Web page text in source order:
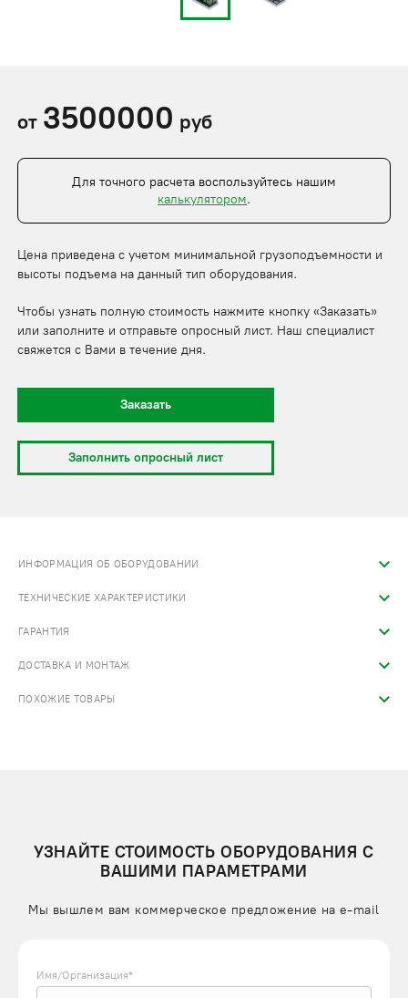
от 3500000 руб
Для точного расчета воспользуйтесь нашим
калькулятором.
Цена приведена с учетом минимальной грузоподъемности и
высоты подъема на данный тип оборудования.
Чтобы узнать полную стоимость нажмите кнопку «Заказать»
или заполните и отправьте опросный лист. Наш специалист
свяжется с Вами в течение дня.
Заказать
Заполнить опросный лист
ИНФОРМАЦИЯ ОБ ОБОРУДОВАНИИ
ТЕХНИЧЕСКИЕ ХАРАКТЕРИСТИКИ
ГАРАНТИЯ
ДОСТАВКА И МОНТАЖ
ПОХОЖИЕ ТОВАРЫ
УЗНАЙТЕ СТОИМОСТЬ ОБОРУДОВАНИЯ С
ВАШИМИ ПАРАМЕТРАМИ
Мы вышлем вам коммерческое предложение на e-mail
Имя/Организация*